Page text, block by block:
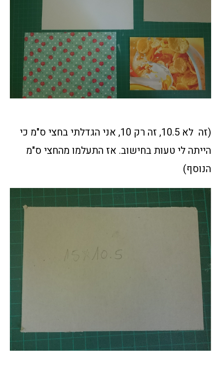
(זה לא 10.5, זה רק 10, אני הגדלתי בחצי ס"מ כי
הייתה לי טעות בחישוב. אז התעלמו מהחצי ס"מ
הנוסף)